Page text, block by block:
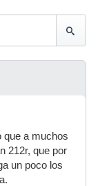
que a muchos
212r, que por
un poco los